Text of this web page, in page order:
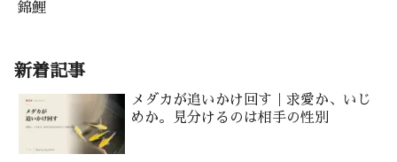
錦鯉
新着記事
メダカが追いかけ回す｜求愛か、いじ
めか。見分けるのは相手の性別